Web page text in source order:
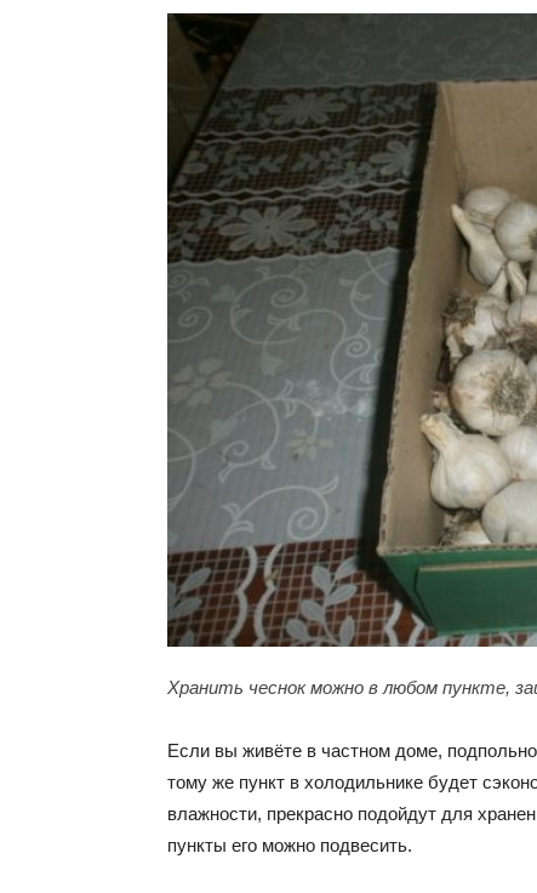
Хранить чеснок можно в любом пункте,
Если вы живёте в частном доме,
тому же пункт в холодильнике будет
влажности, прекрасно подойдут для
пункты его можно подвесить.